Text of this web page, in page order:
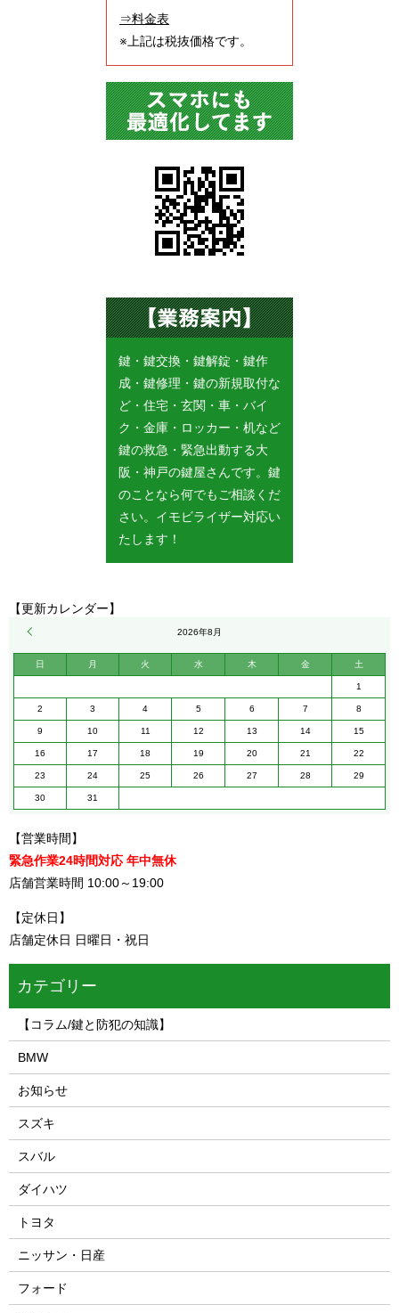
⇒料金表
※上記は税抜価格です。
鍵・鍵交換・鍵解錠・鍵作
成・鍵修理・鍵の新規取付な
ど・住宅・玄関・車・バイ
ク・金庫・ロッカー・机など
鍵の救急・緊急出動する大
阪・神戸の鍵屋さんです。鍵
のことなら何でもご相談くだ
さい。イモビライザー対応い
たします！
【更新カレンダー】
2026年8月
日 月 火 水 木 金 土
1
2 3 4 5 6 7 8
9 10 11 12 13 14 15
16 17 18 19 20 21 22
23 24 25 26 27 28 29
30 31
【営業時間】
緊急作業24時間対応 年中無休
店舗営業時間 10:00～19:00
【定休日】
店舗定休日 日曜日・祝日
カテゴリー
【コラム/鍵と防犯の知識】
BMW
お知らせ
スズキ
スバル
ダイハツ
トヨタ
ニッサン・日産
フォード